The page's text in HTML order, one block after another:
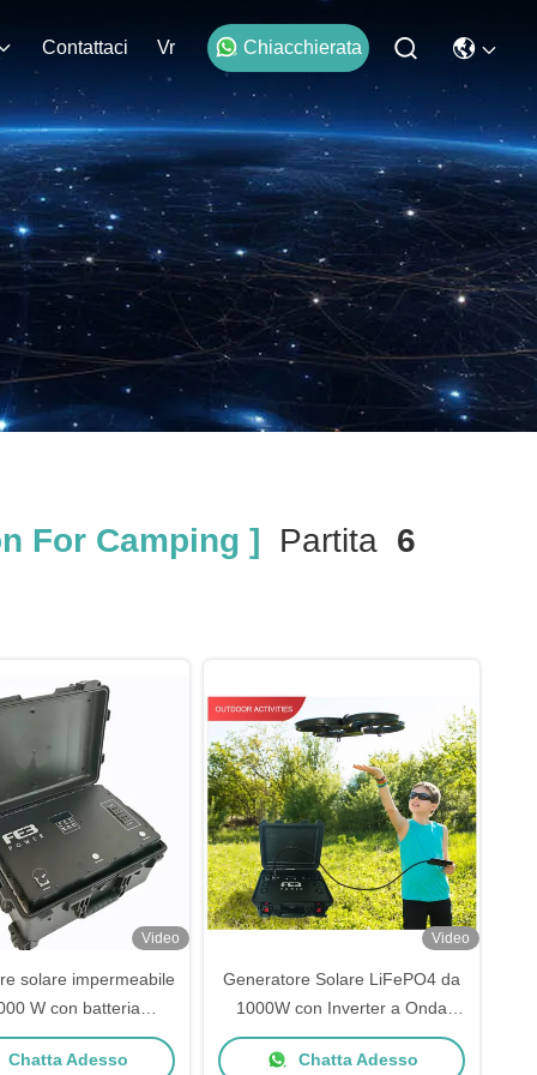
Contattaci Vr Chiacchierata
For Camping ] Partita 6
Video
solare impermeabile
W con batteria
- Centrale elettrica
uso interno/esterno
Chatta Adesso
Video
Generatore Solare LiFePO4 da
1000W con Inverter a Onda
Sinusoidale Pura - Stazione di
Alimentazione Portatile per Uso
Chatta Adesso